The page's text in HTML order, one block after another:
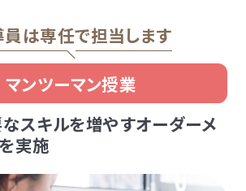
は専任で担当します
マンツーマン授業
スキルを増やすオーダーメ
実施